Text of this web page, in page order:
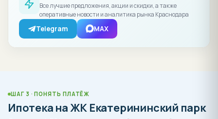
Все лучшие предложения, акции и скидки, а также
оперативные новости и аналитика рынка Краснодара
Telegram MAX
ШАГ 3 · ПОНЯТЬ ПЛАТЁЖ
Ипотека на ЖК Екатерининский парк